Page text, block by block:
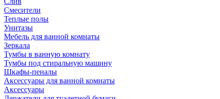
Смесители
Теплые полы
Унитазы
Мебель для ванной комнаты
Зеркала
Тумбы в ванную комнату
Тумбы под стиральную машину
Шкафы-пеналы
Аксессуары для ванной комнаты
Аксессуары